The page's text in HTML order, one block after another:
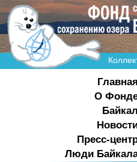
Главная
О
Байкал
Пресс-
Люди